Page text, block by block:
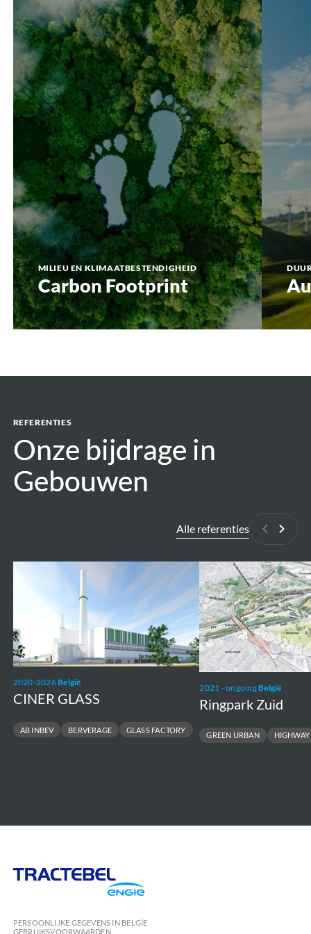
MILIEU EN KLIMAATBESTENDIGHEID
Carbon Footprint
Footprint
REFERENTIES
Onze bijdrage in
Gebouwen
Onze bijdrage in
Gebouwen
Alle referenties
Vorige
2020-2026België
CINER GLASS
AB INBEV BERVERAGE GLASS FACTORY
2021 - ongoingBelgië
Ringpark Zuid
GREEN URBAN HIGHWAY
Ringpark
Zuid
Engie
PERSOONLIJKE GEGEVENS IN BELGÏE
GEBRUIKSVOORWAARDEN